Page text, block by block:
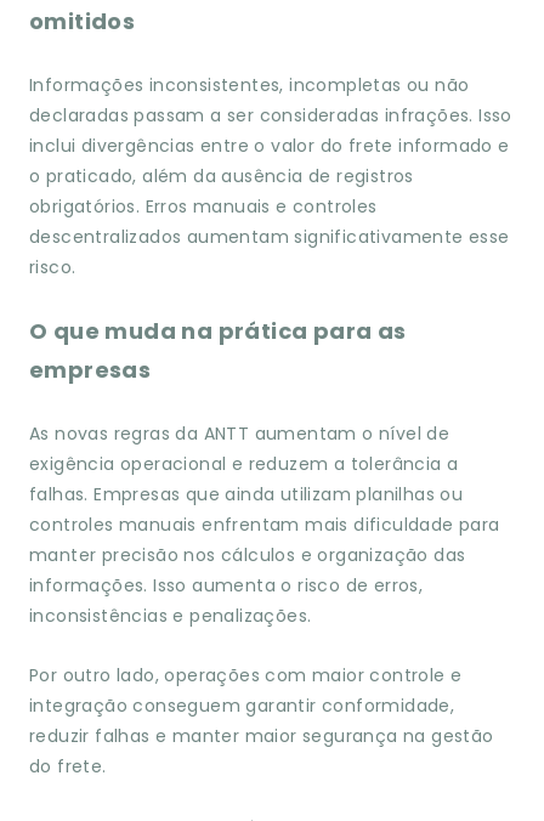
omitidos
Informações inconsistentes, incompletas ou não
declaradas passam a ser consideradas infrações. Isso
inclui divergências entre o valor do frete informado e
o praticado, além da ausência de registros
obrigatórios. Erros manuais e controles
descentralizados aumentam significativamente esse
risco.
O que muda na prática para as
empresas
As novas regras da ANTT aumentam o nível de
exigência operacional e reduzem a tolerância a
falhas. Empresas que ainda utilizam planilhas ou
controles manuais enfrentam mais dificuldade para
manter precisão nos cálculos e organização das
informações. Isso aumenta o risco de erros,
inconsistências e penalizações.
Por outro lado, operações com maior controle e
integração conseguem garantir conformidade,
reduzir falhas e manter maior segurança na gestão
do frete.